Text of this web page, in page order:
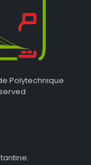
Polytechnique